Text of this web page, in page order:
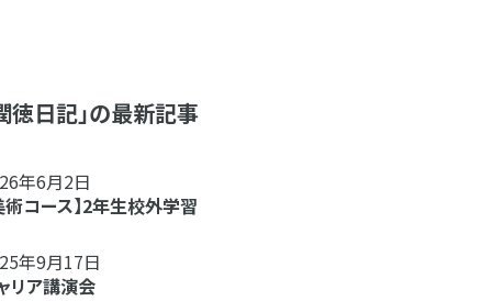
徳日記」の最新記事
年6月2日
術コース】2年生校外学習
年9月17日
リア講演会